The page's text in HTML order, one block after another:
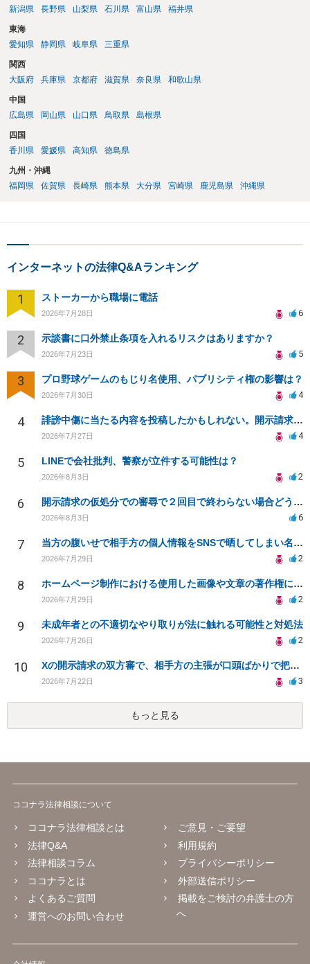
新潟県
長野県 山梨県 石川県 富山県 福井県
東海
愛知県
静岡県 岐阜県 三重県
関西
大阪府
兵庫県 京都府 滋賀県 奈良県 和歌山県
中国
広島県
岡山県 山口県 鳥取県 島根県
四国
香川県
愛媛県 高知県 徳島県
九州・沖縄
福岡県
佐賀県 長崎県 熊本県 大分県 宮崎県 鹿児島県 沖縄県
インターネットの法律Q&Aランキング
1 ストーカーから職場に電話
2026年7月28日 6
2 示談書に口外禁止条項を入れるリスクはありますか？
2026年7月23日 5
3 プロ野球ゲームのもじり名使用、パブリシティ権の影響は？
2026年7月30日 4
4 誹謗中傷に当たる内容を投稿したかもしれない。開示請求や民事刑事裁判に発展しうるのか教えて欲しい。
2026年7月27日 4
5 LINEで会社批判、警察が立件する可能性は？
2026年8月3日 2
6 開示請求の仮処分での審尋で２回目で終わらない場合どうしたらいいですか
2026年8月3日 6
7 当方の腹いせで相手方の個人情報をSNSで晒してしまい名誉毀損させてしまったかもしれない
2026年7月29日 2
8 ホームページ制作における使用した画像や文章の著作権について
2026年7月29日 2
9 未成年者との不適切なやり取りが法に触れる可能性と対処法
2026年7月26日 2
10 Xの開示請求の双方審で、相手方の主張が口頭ばかりで把握しきれません
2026年7月22日 3
もっと見る
ココナラ法律相談について
ココナラ法律相談とは
法律Q&A
法律相談コラム
ココナラとは
よくあるご質問
運営へのお問い合わせ
ご意見・ご要望
利用規約
プライバシーポリシー
外部送信ポリシー
掲載をご検討の弁護士の方
へ